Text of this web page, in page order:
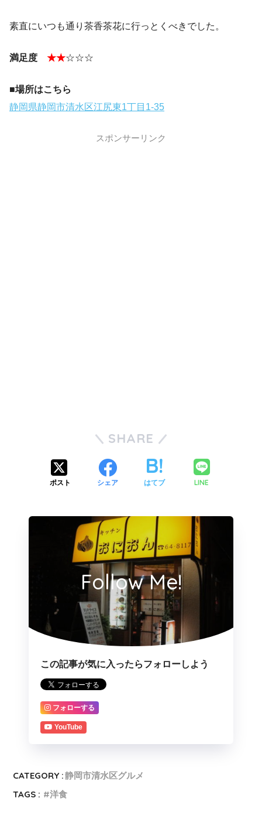
素直にいつも通り茶香茶花に行っとくべきでした。
満足度 ★★☆☆☆
■場所はこちら
静岡県静岡市清水区江尻東1丁目1-35
スポンサーリンク
SHARE
ポスト シェア はてブ LINE
Follow Me!
この記事が気に入ったらフォローしよう
フォローする
YouTube
CATEGORY :静岡市清水区グルメ
TAGS :
洋食